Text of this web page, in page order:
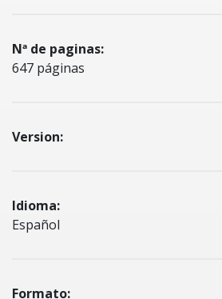
Nª de paginas:
647 páginas
Version:
Idioma:
Español
Formato: